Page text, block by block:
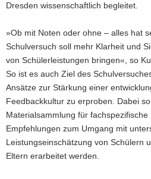
Dresden wissenschaftlich begleitet.
»Ob mit Noten oder ohne – alles hat
Schulversuch soll mehr Klarheit und
von Schülerleistungen bringen«, so
So ist es auch Ziel des
Ansätze zur Stärkung einer
Feedbackkultur zu erproben. Dabei
Materialsammlung für fachspezifische
Empfehlungen zum Umgang mit
Leistungseinschätzung von Schülern
Eltern erarbeitet werden.